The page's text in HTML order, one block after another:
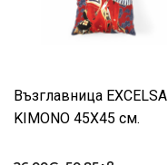
Възглавница EXCELSA
KIMONO 45X45 см.